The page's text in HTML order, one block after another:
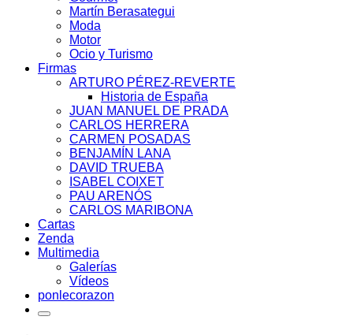
Martín Berasategui
Moda
Motor
Ocio y Turismo
Firmas
ARTURO PÉREZ-REVERTE
Historia de España
JUAN MANUEL DE PRADA
CARLOS HERRERA
CARMEN POSADAS
BENJAMÍN LANA
DAVID TRUEBA
ISABEL COIXET
PAU ARENÓS
CARLOS MARIBONA
Cartas
Zenda
Multimedia
Galerías
Vídeos
ponlecorazon